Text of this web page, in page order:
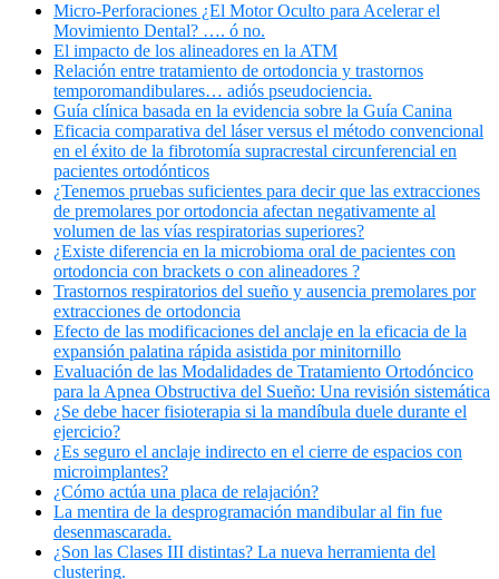
Micro-Perforaciones ¿El Motor Oculto para Acelerar el
Movimiento Dental? …. ó no.
El impacto de los alineadores en la ATM
Relación entre tratamiento de ortodoncia y trastornos
temporomandibulares… adiós pseudociencia.
Guía clínica basada en la evidencia sobre la Guía Canina
Eficacia comparativa del láser versus el método convencional
en el éxito de la fibrotomía supracrestal circunferencial en
pacientes ortodónticos
¿Tenemos pruebas suficientes para decir que las extracciones
de premolares por ortodoncia afectan negativamente al
volumen de las vías respiratorias superiores?
¿Existe diferencia en la microbioma oral de pacientes con
ortodoncia con brackets o con alineadores ?
Trastornos respiratorios del sueño y ausencia premolares por
extracciones de ortodoncia
Efecto de las modificaciones del anclaje en la eficacia de la
expansión palatina rápida asistida por minitornillo
Evaluación de las Modalidades de Tratamiento Ortodóncico
para la Apnea Obstructiva del Sueño: Una revisión sistemática
¿Se debe hacer fisioterapia si la mandíbula duele durante el
ejercicio?
¿Es seguro el anclaje indirecto en el cierre de espacios con
microimplantes?
¿Cómo actúa una placa de relajación?
La mentira de la desprogramación mandibular al fin fue
desenmascarada.
¿Son las Clases III distintas? La nueva herramienta del
clustering.